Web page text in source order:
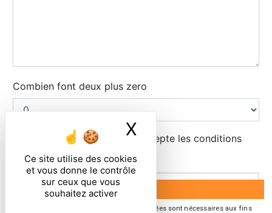
Ce site utilise des cookies
et vous donne le contrôle
sur ceux que vous
souhaitez activer
X Masquer le
Combien font deux plus zero
En cochant cette case, j'accepte les conditions
particulières ci-dessous **
ENVOYER
** Les données personnelles communiquées sont nécessaires aux fins